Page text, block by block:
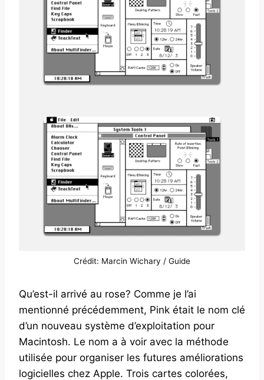
Crédit: Marcin Wichary / Guide
Qu’est-il arrivé au rose? Comme je l’ai
mentionné précédemment, Pink était le nom clé
d’un nouveau système d’exploitation pour
Macintosh. Le nom a à voir avec la méthode
utilisée pour organiser les futures améliorations
logicielles chez Apple. Trois cartes colorées,